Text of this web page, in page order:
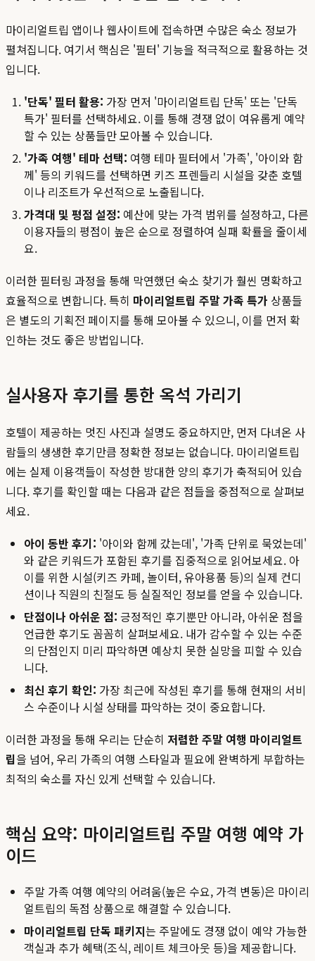
마이리얼트립 앱이나 웹사이트에 접속하면 수많은 숙소 정보가
펼쳐집니다. 여기서 핵심은 '필터' 기능을 적극적으로 활용하는 것
입니다.
'단독' 필터 활용: 가장 먼저 '마이리얼트립 단독' 또는 '단독
특가' 필터를 선택하세요. 이를 통해 경쟁 없이 여유롭게 예약
할 수 있는 상품들만 모아볼 수 있습니다.
'가족 여행' 테마 선택: 여행 테마 필터에서 '가족', '아이와 함
께' 등의 키워드를 선택하면 키즈 프렌들리 시설을 갖춘 호텔
이나 리조트가 우선적으로 노출됩니다.
가격대 및 평점 설정: 예산에 맞는 가격 범위를 설정하고, 다른
이용자들의 평점이 높은 순으로 정렬하여 실패 확률을 줄이세
요.
이러한 필터링 과정을 통해 막연했던 숙소 찾기가 훨씬 명확하고
효율적으로 변합니다. 특히 마이리얼트립 주말 가족 특가 상품들
은 별도의 기획전 페이지를 통해 모아볼 수 있으니, 이를 먼저 확
인하는 것도 좋은 방법입니다.
실사용자 후기를 통한 옥석 가리기
호텔이 제공하는 멋진 사진과 설명도 중요하지만, 먼저 다녀온 사
람들의 생생한 후기만큼 정확한 정보는 없습니다. 마이리얼트립
에는 실제 이용객들이 작성한 방대한 양의 후기가 축적되어 있습
니다. 후기를 확인할 때는 다음과 같은 점들을 중점적으로 살펴보
세요.
아이 동반 후기: '아이와 함께 갔는데', '가족 단위로 묵었는데'
와 같은 키워드가 포함된 후기를 집중적으로 읽어보세요. 아
이를 위한 시설(키즈 카페, 놀이터, 유아용품 등)의 실제 컨디
션이나 직원의 친절도 등 실질적인 정보를 얻을 수 있습니다.
단점이나 아쉬운 점: 긍정적인 후기뿐만 아니라, 아쉬운 점을
언급한 후기도 꼼꼼히 살펴보세요. 내가 감수할 수 있는 수준
의 단점인지 미리 파악하면 예상치 못한 실망을 피할 수 있습
니다.
최신 후기 확인: 가장 최근에 작성된 후기를 통해 현재의 서비
스 수준이나 시설 상태를 파악하는 것이 중요합니다.
이러한 과정을 통해 우리는 단순히 저렴한 주말 여행 마이리얼트
립을 넘어, 우리 가족의 여행 스타일과 필요에 완벽하게 부합하는
최적의 숙소를 자신 있게 선택할 수 있습니다.
핵심 요약: 마이리얼트립 주말 여행 예약 가
이드
주말 가족 여행 예약의 어려움(높은 수요, 가격 변동)은 마이리
얼트립의 독점 상품으로 해결할 수 있습니다.
마이리얼트립 단독 패키지는 주말에도 경쟁 없이 예약 가능한
객실과 추가 혜택(조식, 레이트 체크아웃 등)을 제공합니다.